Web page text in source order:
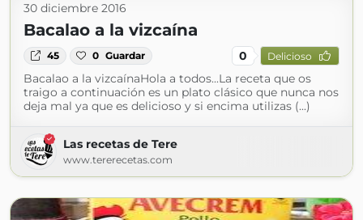
30 diciembre 2016
Bacalao a la vizcaína
45 0 Guardar 0 Delicioso
Bacalao a la vizcaínaHola a todos...La receta que os
traigo a continuación es un plato clásico que nunca nos
deja mal ya que es delicioso y si encima utilizas (...)
Las recetas de Tere
www.tererecetas.com